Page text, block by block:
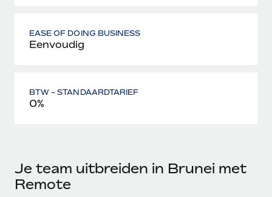
EASE OF DOING BUSINESS
Eenvoudig
BTW - STANDAARDTARIEF
0%
Je team uitbreiden in Brunei met
Remote